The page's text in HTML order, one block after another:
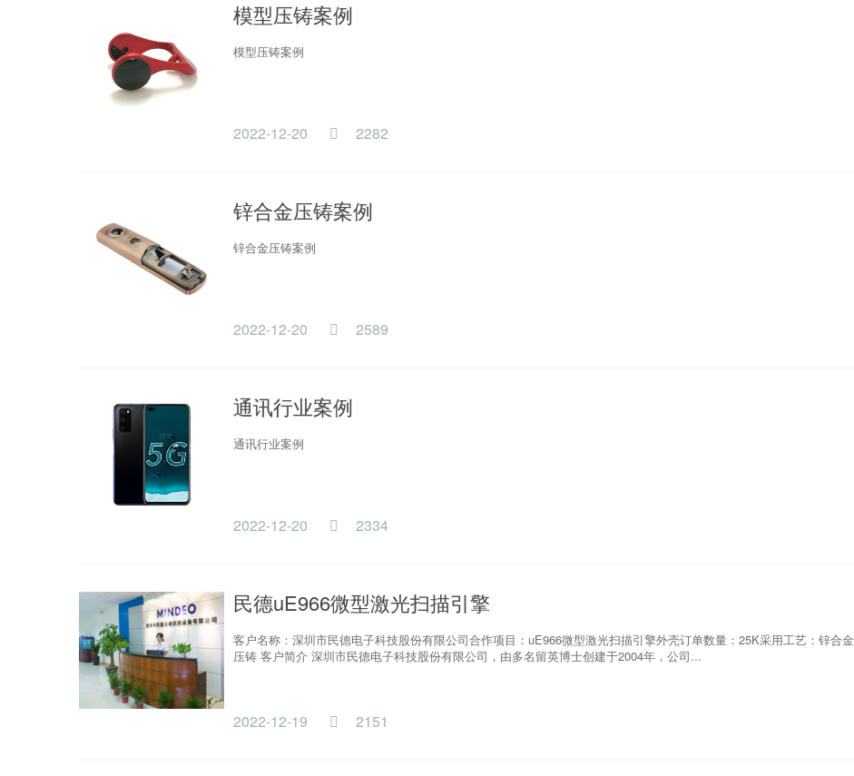
模型压铸案例
模型压铸案例
2022-12-20 2282
锌合金压铸案例
锌合金压铸案例
2022-12-20 2589
通讯行业案例
通讯行业案例
2022-12-20 2334
民德uE966微型激光扫描引擎
客户名称：深圳市民德电子科技股份有限公司合作项目：uE966微型激光扫描引擎外壳订单数量：25K采用工艺：锌合金
压铸 客户简介 深圳市民德电子科技股份有限公司，由多名留英博士创建于2004年，公司...
2022-12-19 2151